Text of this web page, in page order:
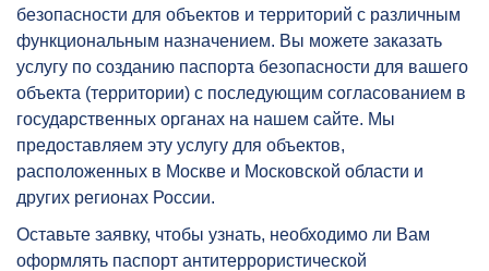
безопасности для объектов и территорий с различным
функциональным назначением. Вы можете заказать
услугу по созданию паспорта безопасности для вашего
объекта (территории) с последующим согласованием в
государственных органах на нашем сайте. Мы
предоставляем эту услугу для объектов,
расположенных в Москве и Московской области и
других регионах России.
Оставьте заявку, чтобы узнать, необходимо ли Вам
оформлять паспорт антитеррористической